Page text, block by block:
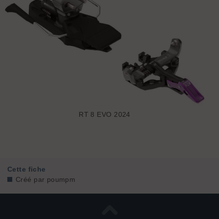
RT 8 EVO 2024
Cette fiche
Créé par poumpm